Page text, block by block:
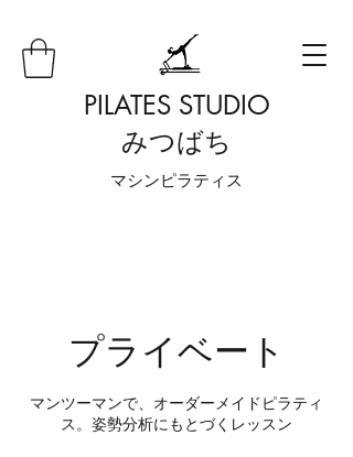
PILATES STUDIO
みつばち
​マシンピラティス
プライベート
マンツーマンで、オーダーメイドピラティ
ス。姿勢分析にもとづくレッスン